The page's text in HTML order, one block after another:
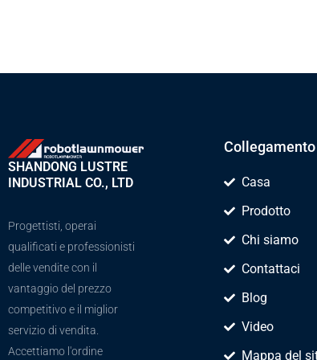
SHANDONG LUSTRE
INDUSTRIAL CO., LTD
Progettisti, operai
qualificati e professionisti
delle vendite con il
vantaggio del prezzo
competitivo e il miglior
servizio di vendita.
Accettiamo l'ordine
Casa
Prodotto
Chi siamo
Contattaci
Blog
Video
Mappa del